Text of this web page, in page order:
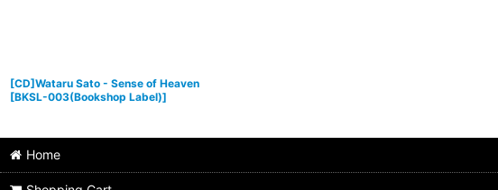
[CD]Wataru Sato - Sense of Heaven
[BKSL-003(Bookshop Label)]
Home